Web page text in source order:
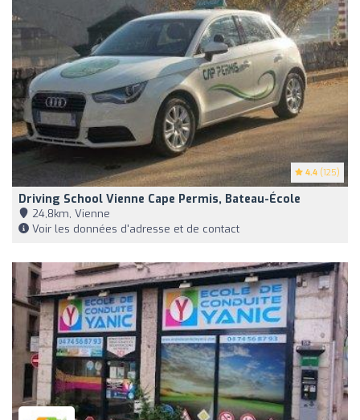
4.4 (125)
Driving School Vienne Cape Permis, Bateau-École
24,8km, Vienne
Voir les données d'adresse et de contact